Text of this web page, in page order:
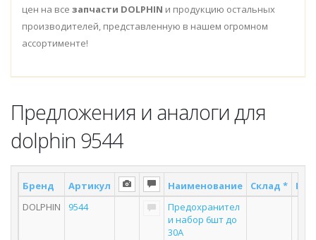
цен на все запчасти DOLPHIN и продукцию остальных
производителей, представленную в нашем огромном
ассортименте!
Предложения и аналоги для
dolphin 9544
Бренд Артикул Наименование Склад *
DOLPHIN
9544
Предохранител
и набор 6шт до
30А